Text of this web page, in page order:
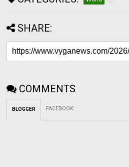
SHARE:
COMMENTS
BLOGGER FACEBOOK: